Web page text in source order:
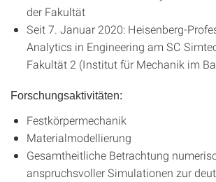
der Fakultät
Seit 7. Januar 2020: Heisenberg-
Analytics in Engineering am SC
Fakultät 2 (Institut für Mechanik im
Forschungsaktivitäten:
Festkörpermechanik
Materialmodellierung
Gesamtheitliche Betrachtung
anspruchsvoller Simulationen zur